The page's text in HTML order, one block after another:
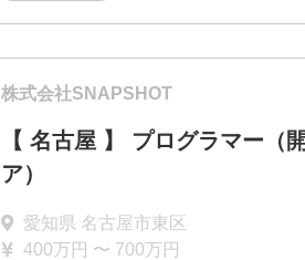
株式会社SNAPSHOT
【 名古屋 】 プログラマー（
ア）
愛知県 名古屋市東区
400万円 〜 700万円